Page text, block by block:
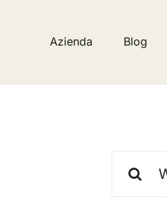
Azienda Blog
per: